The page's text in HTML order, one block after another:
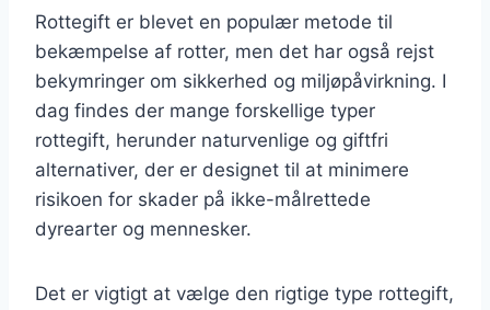
Rottegift er blevet en populær metode til
bekæmpelse af rotter, men det har også rejst
bekymringer om sikkerhed og miljøpåvirkning. I
dag findes der mange forskellige typer
rottegift, herunder naturvenlige og giftfri
alternativer, der er designet til at minimere
risikoen for skader på ikke-målrettede
dyrearter og mennesker.
Det er vigtigt at vælge den rigtige type rottegift,